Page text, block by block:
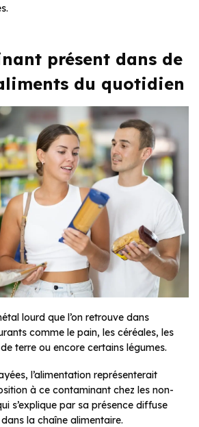
présent dans de
du quotidien
lourd que l’on retrouve dans
comme le pain, les céréales, les
terre ou encore certains légumes.
l’alimentation représenterait
à ce contaminant chez les non-
s’explique par sa présence diffuse
la chaîne alimentaire.